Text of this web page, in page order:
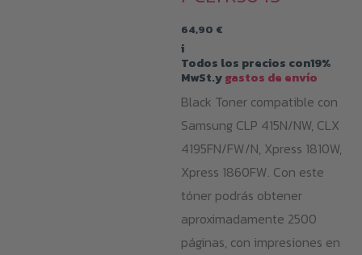
64,90 €
i
Todos los precios con19%
MwSt.ygastos de envío
Black Toner compatible con
Samsung CLP 415N/NW, CLX
4195FN/FW/N, Xpress 1810W,
Xpress 1860FW. Con este
tóner podrás obtener
aproximadamente 2500
páginas, con impresiones en